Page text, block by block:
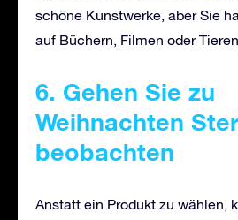
schöne Kunstwerke, aber Sie
auf Büchern, Filmen oder
6. Gehen Sie zu
Weihnachten
beobachten
Anstatt ein Produkt zu wählen,